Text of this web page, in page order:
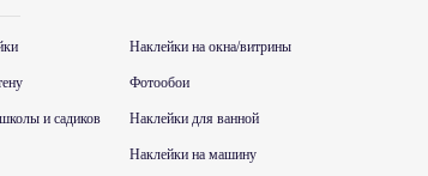
Наклейки на окна/витрины
Фотообои
и садиков Наклейки для ванной
Наклейки на машину